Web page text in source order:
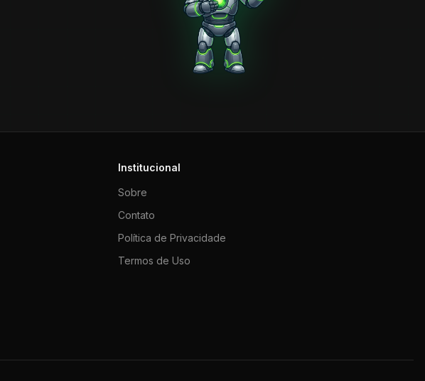
Institucional
Sobre
Contato
Política de Privacidade
Termos de Uso